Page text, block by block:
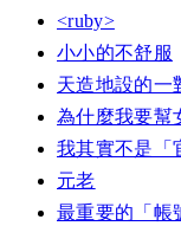
<ruby>
小小的不舒服
天造地設的一
為什麼我要幫
我其實不是「
元老
最重要的「